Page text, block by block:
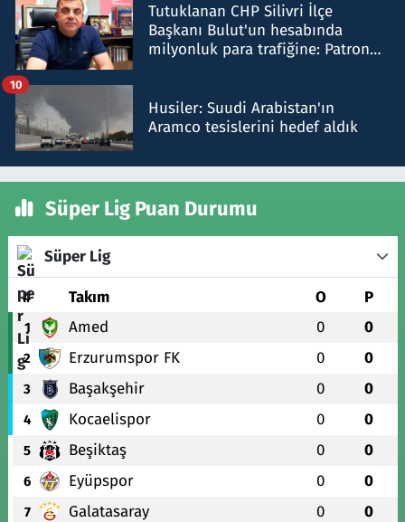
Tutuklanan CHP Silivri İlçe
Başkanı Bulut'un hesabında
milyonluk para trafiğine: Patron
Husiler: Suudi Arabistan'ın
Aramco tesislerini hedef aldık
10
Süper Lig Puan Durumu
Süper Lig
# Takım O P
1 Amed 0 0
2 Erzurumspor FK 0 0
3 Başakşehir 0 0
4 Kocaelispor 0 0
5 Beşiktaş 0 0
6 Eyüpspor 0 0
7 Galatasaray 0 0